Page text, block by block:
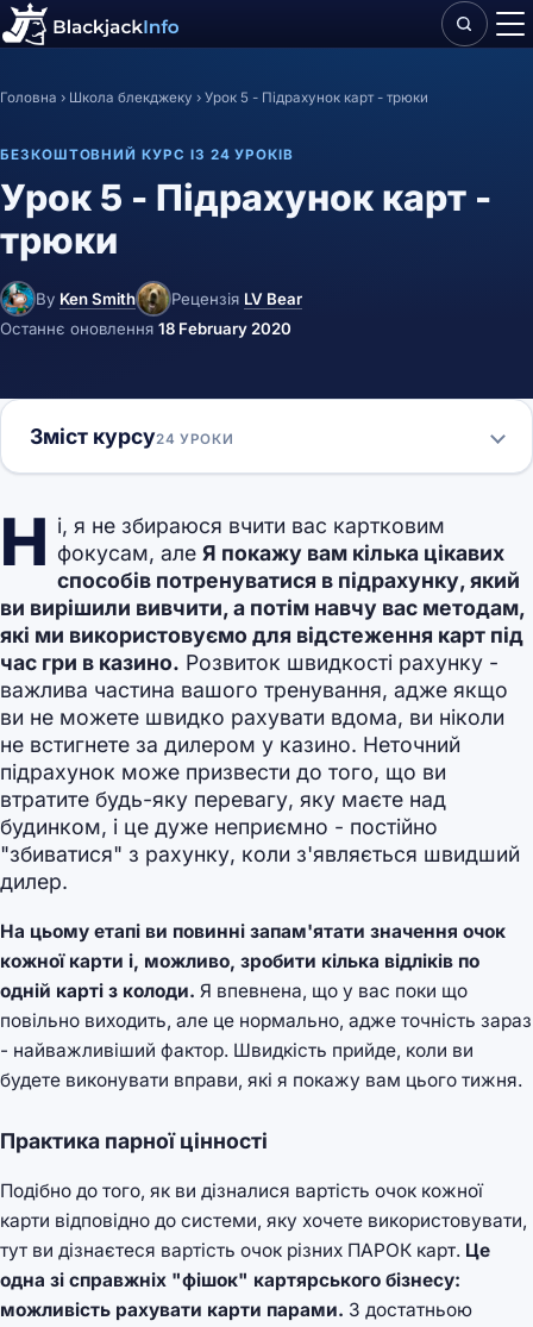
Головна › Школа блекджеку › Урок 5 - Підрахунок карт - трюки
БЕЗКОШТОВНИЙ КУРС ІЗ 24 УРОКІВ
Урок 5 - Підрахунок карт -
трюки
By Ken Smith Рецензія LV Bear
Останнє оновлення 18 February 2020
Зміст курсу24 УРОКИ
Н і, я не збираюся вчити вас картковим
фокусам, але Я покажу вам кілька цікавих
способів потренуватися в підрахунку, який
ви вирішили вивчити, а потім навчу вас методам,
які ми використовуємо для відстеження карт під
час гри в казино. Розвиток швидкості рахунку -
важлива частина вашого тренування, адже якщо
ви не можете швидко рахувати вдома, ви ніколи
не встигнете за дилером у казино. Неточний
підрахунок може призвести до того, що ви
втратите будь-яку перевагу, яку маєте над
будинком, і це дуже неприємно - постійно
"збиватися" з рахунку, коли з'являється швидший
дилер.
На цьому етапі ви повинні запам'ятати значення очок
кожної карти і, можливо, зробити кілька відліків по
одній карті з колоди. Я впевнена, що у вас поки що
повільно виходить, але це нормально, адже точність зараз
- найважливіший фактор. Швидкість прийде, коли ви
будете виконувати вправи, які я покажу вам цього тижня.
Практика парної цінності
Подібно до того, як ви дізналися вартість очок кожної
карти відповідно до системи, яку хочете використовувати,
тут ви дізнаєтеся вартість очок різних ПАРОК карт. Це
одна зі справжніх "фішок" картярського бізнесу:
можливість рахувати карти парами. З достатньою